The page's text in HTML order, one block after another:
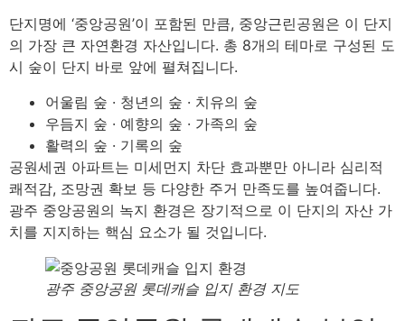
단지명에 ‘중앙공원’이 포함된 만큼, 중앙근린공원은 이 단지
의 가장 큰 자연환경 자산입니다. 총 8개의 테마로 구성된 도
시 숲이 단지 바로 앞에 펼쳐집니다.
어울림 숲 · 청년의 숲 · 치유의 숲
우듬지 숲 · 예향의 숲 · 가족의 숲
활력의 숲 · 기록의 숲
공원세권 아파트는 미세먼지 차단 효과뿐만 아니라 심리적
쾌적감, 조망권 확보 등 다양한 주거 만족도를 높여줍니다.
광주 중앙공원의 녹지 환경은 장기적으로 이 단지의 자산 가
치를 지지하는 핵심 요소가 될 것입니다.
광주 중앙공원 롯데캐슬 입지 환경 지도